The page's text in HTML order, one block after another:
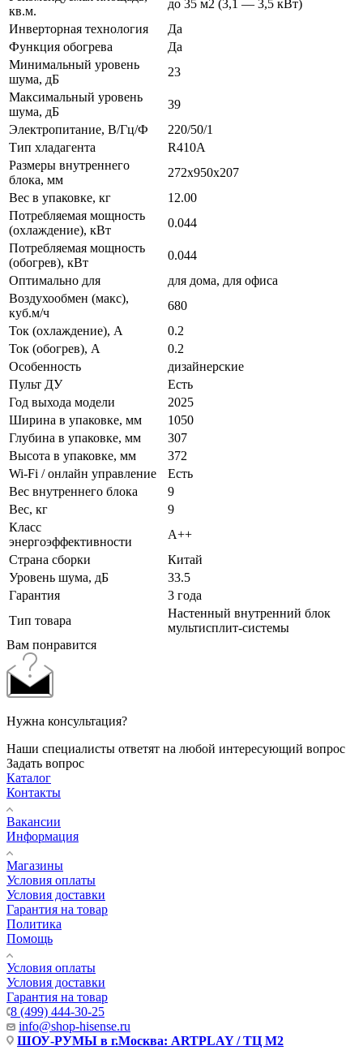
кв.м.
до 35 м2 (3,1 — 3,5 кВт)
Инверторная технология
Да
Функция обогрева
Да
Минимальный уровень
шума, дБ
23
Максимальный уровень
шума, дБ
39
Электропитание, В/Гц/Ф
220/50/1
Тип хладагента
R410A
Размеры внутреннего
блока, мм
272x950x207
Вес в упаковке, кг
12.00
Потребляемая мощность
(охлаждение), кВт
0.044
Потребляемая мощность
(обогрев), кВт
0.044
Оптимально для
для дома, для офиса
Воздухообмен (макс),
куб.м/ч
680
Ток (охлаждение), А
0.2
Ток (обогрев), А
0.2
Особенность
дизайнерские
Пульт ДУ
Есть
Год выхода модели
2025
Ширина в упаковке, мм
1050
Глубина в упаковке, мм
307
Высота в упаковке, мм
372
Wi-Fi / онлайн управление
Есть
Вес внутреннего блока
9
Вес, кг
9
Класс
энергоэффективности
A++
Страна сборки
Китай
Уровень шума, дБ
33.5
Гарантия
3 года
Тип товара
Настенный внутренний блок
мультисплит-системы
Вам понравится
Нужна консультация?
Наши специалисты ответят на любой интересующий вопрос
Задать вопрос
Каталог
Контакты
Вакансии
Информация
Магазины
Условия оплаты
Условия доставки
Гарантия на товар
Политика
Помощь
Условия оплаты
Условия доставки
Гарантия на товар
8 (499) 444-30-25
info@shop-hisense.ru
ШОУ-РУМЫ в г.Москва: ARTPLAY / ТЦ М2